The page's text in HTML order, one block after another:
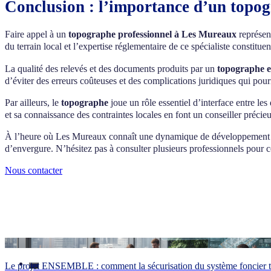
collectifs, la construction de bâtiments commerciaux ou industriels,
également ces experts pour l’aménagement d’espaces publics,
configuration d’un terrain ou nécessitant des mesures précises
Conclusion : l’importance d’un
Faire appel à un topographe professionnel à Les Mureaux
du terrain local et l’expertise réglementaire de ce spécialiste
La qualité des relevés et des documents produits par un topographe
d’éviter des erreurs coûteuses et des complications juridiques qui
Par ailleurs, le topographe joue un rôle essentiel d’interface entre
et sa connaissance des contraintes locales en font un conseiller
À l’heure où Les Mureaux connaît une dynamique de
d’envergure. N’hésitez pas à consulter plusieurs professionnels
Nous contacter
Le projet ENSEMBLE : comment la sécurisation du système foncier